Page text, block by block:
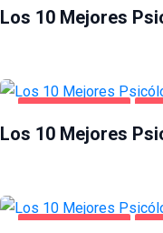
Los 10 Mejores
SALUD Y BELLEZA
Los 10 Mejores
SALUD Y BELLEZA